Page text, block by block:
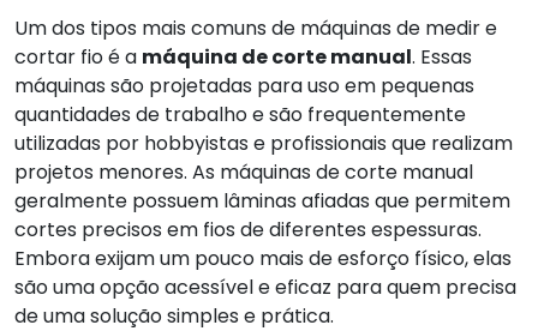
Um dos tipos mais comuns de máquinas de medir e
cortar fio é a máquina de corte manual. Essas
máquinas são projetadas para uso em pequenas
quantidades de trabalho e são frequentemente
utilizadas por hobbyistas e profissionais que realizam
projetos menores. As máquinas de corte manual
geralmente possuem lâminas afiadas que permitem
cortes precisos em fios de diferentes espessuras.
Embora exijam um pouco mais de esforço físico, elas
são uma opção acessível e eficaz para quem precisa
de uma solução simples e prática.